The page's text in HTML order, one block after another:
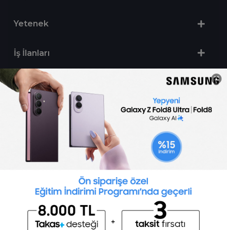
Yetenek
İş İlanları
Sertifika Programları
Yetenek Testleri
Toptalent Marka ve İnsan Kaynakları Danışmanlığı Limited Şirketi Özel İstihdam Bürosu
Olarak 11 / 11 / 2024 - 10 / 11 / 2027 tarihleri arasında faaliyette bulunmak üzere, Türkiye İş